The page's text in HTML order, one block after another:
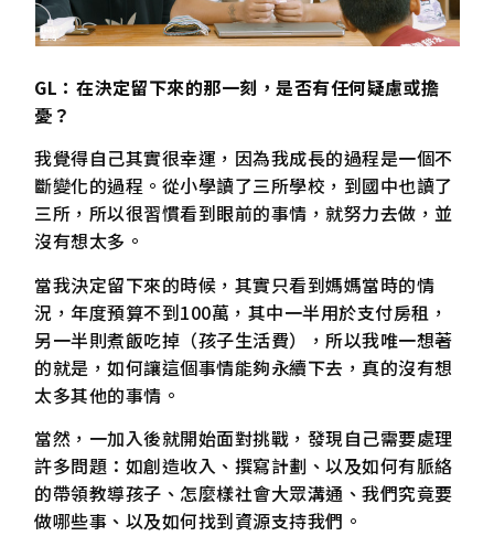
GL：在決定留下來的那一刻，是否有任何疑慮或擔
憂？
我覺得自己其實很幸運，因為我成長的過程是一個不
斷變化的過程。從小學讀了三所學校，到國中也讀了
三所，所以很習慣看到眼前的事情，就努力去做，並
沒有想太多。
當我決定留下來的時候，其實只看到媽媽當時的情
況，年度預算不到100萬，其中一半用於支付房租，
另一半則煮飯吃掉（孩子生活費），所以我唯一想著
的就是，如何讓這個事情能夠永續下去，真的沒有想
太多其他的事情。
當然，一加入後就開始面對挑戰，發現自己需要處理
許多問題：如創造收入、撰寫計劃、以及如何有脈絡
的帶領教導孩子、怎麼樣社會大眾溝通、我們究竟要
做哪些事、以及如何找到資源支持我們。